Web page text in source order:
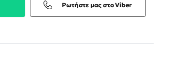
Ρωτήστε μας στο Viber